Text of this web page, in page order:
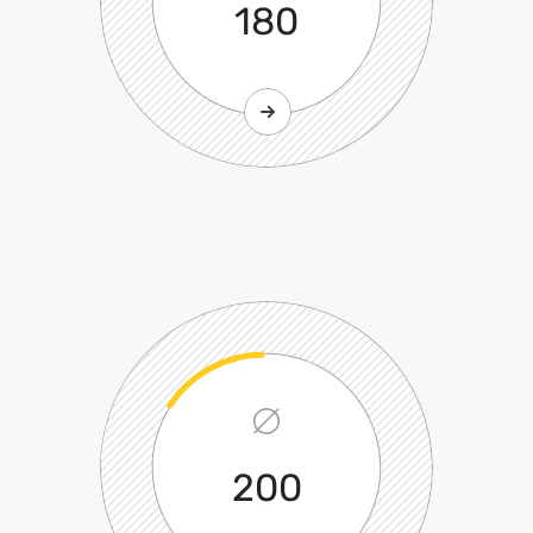
180
200